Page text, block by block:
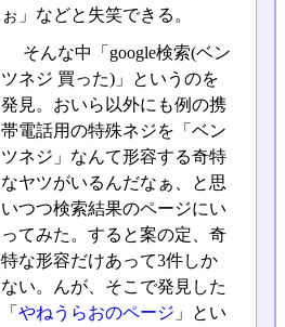
ぉ」などと失笑できる。
そんな中「google検索(ベン
ツネジ 買った)」というのを
発見。おいら以外にも例の携
帯電話用の特殊ネジを「ベン
ツネジ」なんて形容する奇特
なヤツがいるんだなぁ、と思
いつつ検索結果のページにい
ってみた。すると案の定、奇
特な形容だけあって3件しか
ない。んが、そこで発見した
「 やねうらおのページ 」とい